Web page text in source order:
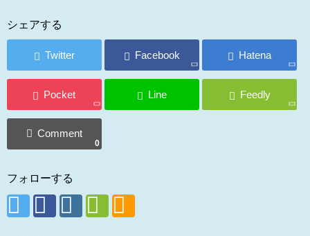
シェアする
0
フォローする